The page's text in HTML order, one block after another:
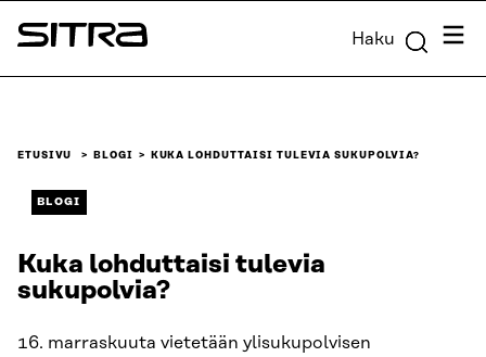
Siirry
suoraan
Sitra Haku
ETUSIVU BLOGI KUKA LOHDUTTAISI TULEVIA SUKUPOLVIA?
BLOGI
Kuka lohduttaisi tulevia
sukupolvia?
16. marraskuuta vietetään ylisukupolvisen